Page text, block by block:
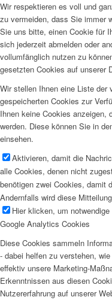
Wir respektieren es voll und
zu vermeiden, dass Sie immer
Sie uns bitte, einen Cookie für
sich jederzeit abmelden oder
vollumfänglich nutzen zu
gesetzten Cookies auf unserer
Wir stellen Ihnen eine Liste der
gespeicherten Cookies zur
Ihnen keine Cookies anzeigen,
werden. Diese können Sie in
einsehen.
Aktivieren, damit die
alle Cookies, denen nicht
benötigen zwei Cookies, damit
Andernfalls wird diese
Hier klicken, um
Google Analytics Cookies
Diese Cookies sammeln
- dabei helfen zu verstehen,
effektiv unsere Marketing-
Erkenntnissen aus diesen
Nutzererfahrung auf unserer